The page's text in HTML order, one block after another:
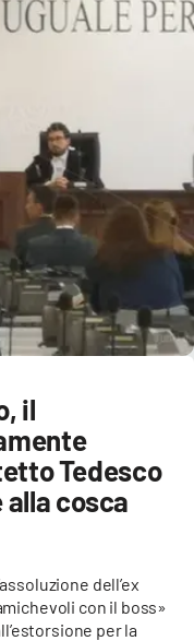
il
Tedesco
alla cosca
dell’ex
con il boss»
per la